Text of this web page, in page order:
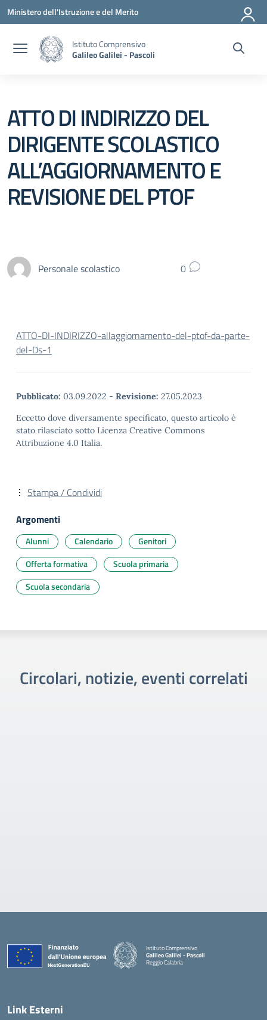
Vai ai contenuti
Vai al menu di navigazione
Vai al footer
Ministero dell'Istruzione e del Merito
Istituto Comprensivo
Galileo Galilei - Pascoli
ATTO DI INDIRIZZO DEL
DIRIGENTE SCOLASTICO
ALL’AGGIORNAMENTO E
REVISIONE DEL PTOF
Personale scolastico 0
ATTO-DI-INDIRIZZO-allaggiornamento-del-ptof-da-parte-
del-Ds-1
Pubblicato: 03.09.2022 - Revisione: 27.05.2023
Eccetto dove diversamente specificato, questo articolo è
stato rilasciato sotto Licenza Creative Commons
Attribuzione 4.0 Italia.
Stampa / Condividi
Argomenti
Alunni Calendario
Genitori
Offerta formativa
Scuola primaria
Scuola secondaria
Circolari, notizie, eventi correlati
Istituto Comprensivo
Galileo Galilei - Pascoli
Reggio Calabria
Link Esterni